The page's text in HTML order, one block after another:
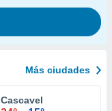
Más ciudades
Cascavel